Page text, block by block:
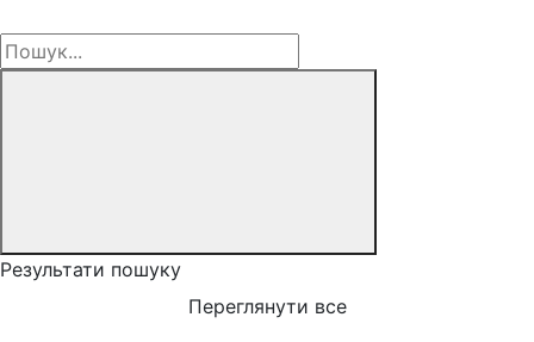
Результати пошуку
Переглянути все